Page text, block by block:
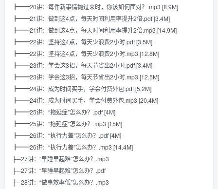
┣━━20讲：每件新事情抛过来时，你该如何面对？.mp3 [8.9M]
┣━━21讲：做到这4点，每天时间利用率提升2倍.pdf [3.4M]
┣━━21讲：做到这4点，每天时间利用率提升2倍.mp3 [14.9M]
┣━━22讲：坚持这4点，每天少浪费2小时.pdf [3.5M]
┣━━22讲：坚持这4点，每天少浪费2小时.mp3 [12.8M]
┣━━23讲：学会这3招，每天节省出2小时.pdf [3.4M]
┣━━23讲：学会这3招，每天节省出2小时.mp3 [12.5M]
┣━━24讲：成为时间买手，学会付费外包.pdf [5.2M]
┣━━24讲：成为时间买手，学会付费外包.mp3 [20.4M]
┣━━25讲：“拖延症”怎么办？.pdf [4M]
┣━━25讲：“拖延症”怎么办？.mp3 [15M]
┣━━26讲：“执行力差”怎么办？.pdf [4M]
┣━━26讲：“执行力差”怎么办？.mp3 [14.4M]
├─27讲：“早睡早起难”怎么办？.mp3
├─27讲：“早睡早起难”怎么办？.pdf
├─28讲：“做事效率低”怎么办？.mp3